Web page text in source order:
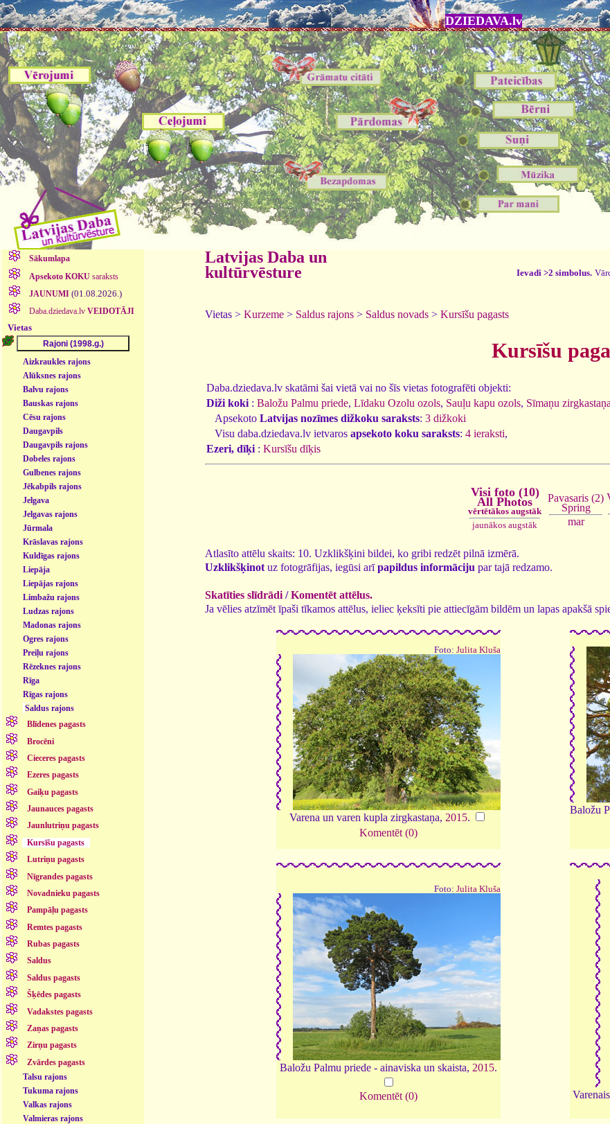
DZIEDAVA.lv
Sākumlapa
Apsekoto KOKUsaraksts
JAUNUMI (01.08.2026.)
Daba.dziedava.lv VEIDOTĀJI
Vietas
Aizkraukles rajons
Alūksnes rajons
Balvu rajons
Bauskas rajons
Cēsu rajons
Daugavpils
Daugavpils rajons
Dobeles rajons
Gulbenes rajons
Jēkabpils rajons
Jelgava
Jelgavas rajons
Jūrmala
Krāslavas rajons
Kuldīgas rajons
Liepāja
Liepājas rajons
Limbažu rajons
Ludzas rajons
Madonas rajons
Ogres rajons
Preiļu rajons
Rēzeknes rajons
Rīga
Rīgas rajons
Saldus rajons
Blīdenes pagasts
Brocēni
Cieceres pagasts
Ezeres pagasts
Gaiķu pagasts
Jaunauces pagasts
Jaunlutriņu pagasts
Kursīšu pagasts
Lutriņu pagasts
Nīgrandes pagasts
Novadnieku pagasts
Pampāļu pagasts
Remtes pagasts
Rubas pagasts
Saldus
Saldus pagasts
Šķēdes pagasts
Vadakstes pagasts
Zaņas pagasts
Zirņu pagasts
Zvārdes pagasts
Talsu rajons
Tukuma rajons
Valkas rajons
Valmieras rajons
Latvijas Daba un
kultūrvēsture
Ievadi >2 simbolus.
Vietas > Kurzeme > Saldus rajons > Saldus novads > Kursīšu pagasts
Kursīšu
Daba.dziedava.lv skatāmi šai vietā vai no šīs vietas fotografēti objekti:
Diži koki : Baložu Palmu priede, Līdaku Ozolu ozols, Sauļu kapu ozols, Sīmaņu zirgkastaņa
Apsekoto Latvijas nozīmes dižkoku saraksts: 3 dižkoki
Visu daba.dziedava.lv ietvaros apsekoto koku saraksts: 4 ieraksti,
Ezeri, dīķi : Kursīšu dīķis
Visi foto (10)
All Photos
vērtētākos augstāk
jaunākos augstāk
Pavasaris (2)
Spring
mar
Atlasīto attēlu skaits: 10. Uzklikšķini bildei, ko gribi redzēt pilnā izmērā.
Uzklikšķinot uz fotogrāfijas, iegūsi arīpapildus informāciju par tajā redzamo.
Skatīties slīdrādi /Komentēt attēlus.
Ja vēlies atzīmēt īpaši tīkamos attēlus, ieliec ķeksīti pie attiecīgām bildēm un lapas apakšā
Foto: Julita Kluša
Varena un varen kupla zirgkastaņa, 2015.
Komentēt (0)
Baložu
Foto: Julita Kluša
Baložu Palmu priede - ainaviska un skaista, 2015.
Komentēt (0)